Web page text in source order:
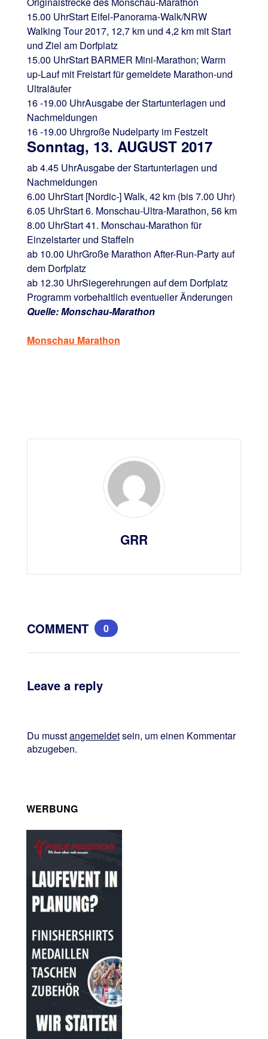
15.00 UhrStart Eifel-Panorama-Walk/NRW
Walking Tour 2017, 12,7 km und 4,2 km mit Start
und Ziel am Dorfplatz
15.00 UhrStart BARMER Mini-Marathon; Warm
up-Lauf mit Freistart für gemeldete Marathon-und
Ultraläufer
16 -19.00 UhrAusgabe der Startunterlagen und
Nachmeldungen
16 -19.00 Uhrgroße Nudelparty im Festzelt
Sonntag, 13. AUGUST 2017
ab 4.45 UhrAusgabe der Startunterlagen und
Nachmeldungen
6.00 UhrStart [Nordic-] Walk, 42 km (bis 7.00 Uhr)
6.05 UhrStart 6. Monschau-Ultra-Marathon, 56 km
8.00 UhrStart 41. Monschau-Marathon für
Einzelstarter und Staffeln
ab 10.00 UhrGroße Marathon After-Run-Party auf
dem Dorfplatz
ab 12.30 UhrSiegerehrungen auf dem Dorfplatz
Programm vorbehaltlich eventueller Änderungen
Quelle: Monschau-Marathon
Monschau Marathon
GRR
COMMENT 0
Leave a reply
Du musstangemeldetsein, um einen Kommentar
abzugeben.
WERBUNG